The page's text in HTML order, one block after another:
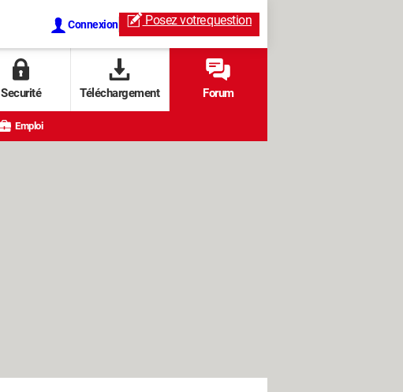
Connexion Posez votrequestion
Securité Téléchargement Forum
Emploi